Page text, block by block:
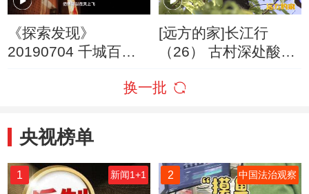
《探索发现》
20190704 千城百味
[远方的家]长江行
（26） 古村深处酸角
换一批
央视榜单
1 新闻1+1 2 中国法治观察